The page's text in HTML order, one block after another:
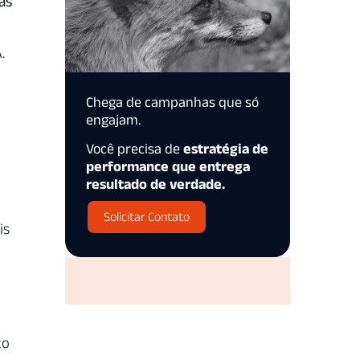
Chega de campanhas que só
engajam.
Você precisa de estratégia de
performance que entrega
resultado de verdade.
Solicitar Contato